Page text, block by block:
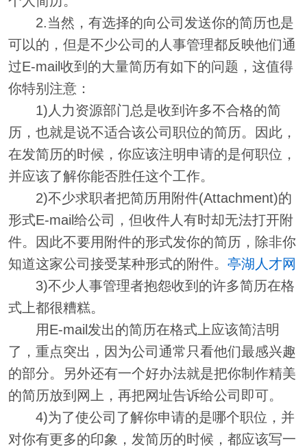
2.当然，有选择的向公司发送你的简历也是
可以的，但是不少公司的人事管理都反映他们通
过E-mail收到的大量简历有如下的问题，这值得
你特别注意：
1)人力资源部门总是收到许多不合格的简
历，也就是说不适合该公司职位的简历。因此，
在发简历的时候，你应该注明申请的是何职位，
并应该了解你能否胜任这个工作。
2)不少求职者把简历用附件(Attachment)的
形式E-mail给公司，但收件人有时却无法打开附
件。因此不要用附件的形式发你的简历，除非你
知道这家公司接受某种形式的附件。 亭湖人才网
3)不少人事管理者抱怨收到的许多简历在格
式上都很糟糕。
用E-mail发出的简历在格式上应该简洁明
了，重点突出，因为公司通常只看他们最感兴趣
的部分。另外还有一个好办法就是把你制作精美
的简历放到网上，再把网址告诉给公司即可。
4)为了使公司了解你申请的是哪个职位，并
对你有更多的印象，发简历的时候，都应该写一